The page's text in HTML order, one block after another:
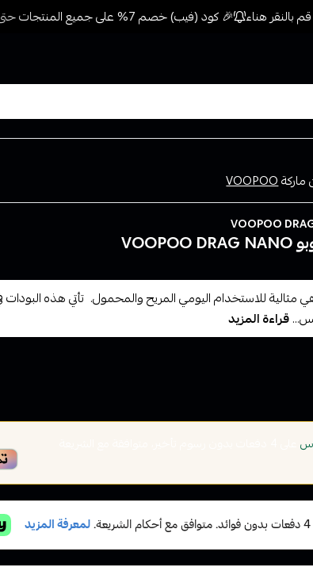
هناء 🎉 كود (فيب) خصم 7% على جميع المنتجات حتى المخفضة مسبقًا للمشتريات 499 ريال + شحن وتوصيل مجاني
ماركةVOOPOO
VOOPOO
نانو 2 من فوبو هي مثالية للاستخدام اليومي المريح والمحمول. تأتي هذه
قراءة المزيد
على